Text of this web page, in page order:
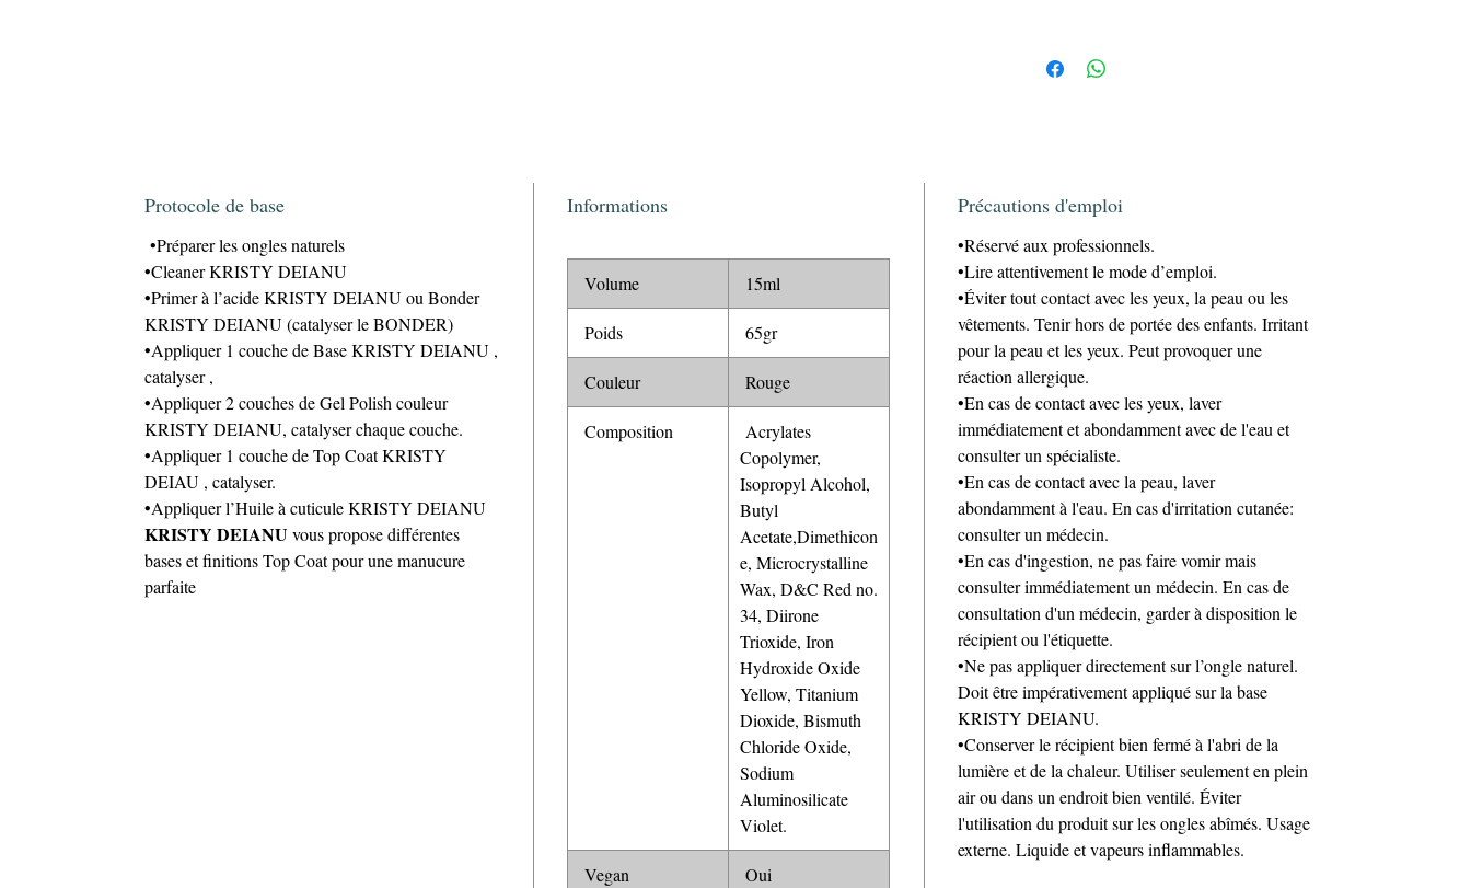
Protocole de base
•Préparer les ongles naturels
•Cleaner KRISTY DEIANU
•Primer à l’acide KRISTY DEIANU ou Bonder
KRISTY DEIANU (catalyser le BONDER)
•Appliquer 1 couche de Base KRISTY DEIANU ,
catalyser ,
•Appliquer 2 couches de Gel Polish couleur
KRISTY DEIANU, catalyser chaque couche.
•Appliquer 1 couche de Top Coat KRISTY
DEIAU , catalyser.
•Appliquer l’Huile à cuticule KRISTY DEIANU
KRISTY DEIANUvous propose différentes
bases et finitions Top Coat pour une manucure
parfaite
Informations
Volume 15ml
Poids 65gr
Couleur Rouge
Composition
Acrylates
Copolymer,
Isopropyl Alcohol,
Butyl
Acetate,Dimethicon
e, Microcrystalline
Wax, D&C Red no.
34, Diirone
Trioxide, Iron
Hydroxide Oxide
Yellow, Titanium
Dioxide, Bismuth
Chloride Oxide,
Sodium
Aluminosilicate
Violet.
Vegan Oui
Précautions d'emploi
•Réservé aux professionnels.
•Lire attentivement le mode d’emploi.
•Éviter tout contact avec les yeux, la peau ou les
vêtements. Tenir hors de portée des enfants. Irritant
pour la peau et les yeux. Peut provoquer une
réaction allergique.
•En cas de contact avec les yeux, laver
immédiatement et abondamment avec de l'eau et
consulter un spécialiste.
•En cas de contact avec la peau, laver
abondamment à l'eau. En cas d'irritation cutanée:
consulter un médecin.
•En cas d'ingestion, ne pas faire vomir mais
consulter immédiatement un médecin. En cas de
consultation d'un médecin, garder à disposition le
récipient ou l'étiquette.
•Ne pas appliquer directement sur l’ongle naturel.
Doit être impérativement appliqué sur la base
KRISTY DEIANU.
•Conserver le récipient bien fermé à l'abri de la
lumière et de la chaleur. Utiliser seulement en plein
air ou dans un endroit bien ventilé. Éviter
l'utilisation du produit sur les ongles abîmés. Usage
externe. Liquide et vapeurs inflammables.